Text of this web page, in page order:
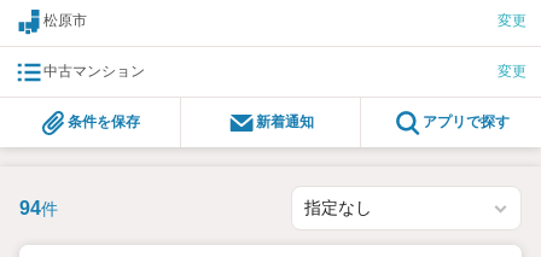
松原市 変更
中古マンション 変更
条件を保存 新着通知 アプリで探す
94件